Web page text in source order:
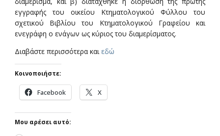
εγγραφής του οικείου Κτηματολογικού Φύλλου του
σχετικού Βιβλίου του Κτηματολογικού Γραφείου και
ενεγράφη ο ενάγων ως κύριος του διαμερίσματος.
Διαβάστε περισσότερα και εδώ
Κοινοποιήστε:
Facebook X
Μου αρέσει αυτό: